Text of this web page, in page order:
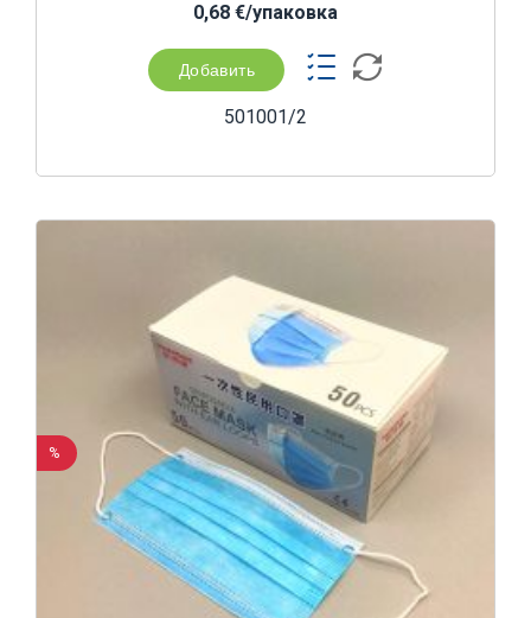
0,68 €/yпаковка
Добавить
501001/2
%